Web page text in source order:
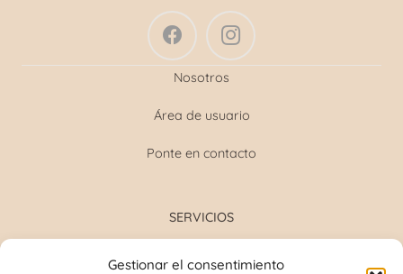
Gestionar el consentimiento
Nosotros
Área de usuario
Ponte en contacto
SERVICIOS